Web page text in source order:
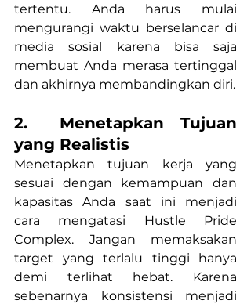
tertentu. Anda harus mulai
mengurangi waktu berselancar di
media sosial karena bisa saja
membuat Anda merasa tertinggal
dan akhirnya membandingkan diri.
2.  Menetapkan Tujuan
yang Realistis
Menetapkan tujuan kerja yang
sesuai dengan kemampuan dan
kapasitas Anda saat ini menjadi
cara mengatasi Hustle Pride
Complex. Jangan memaksakan
target yang terlalu tinggi hanya
demi terlihat hebat. Karena
sebenarnya konsistensi menjadi